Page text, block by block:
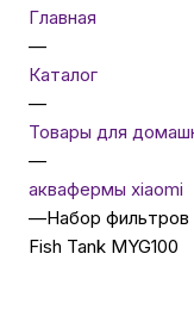
Главная
—
Каталог
—
Товары для
—
аквафермы xiaomi
—Набор фильтров
Fish Tank MYG100